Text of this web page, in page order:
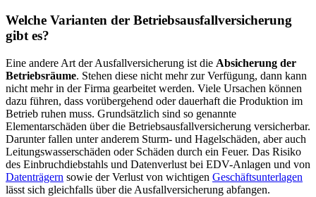
Welche Varianten der Betriebsausfallversicherung
gibt es?
Eine andere Art der Ausfallversicherung ist die Absicherung der
Betriebsräume. Stehen diese nicht mehr zur Verfügung, dann kann
nicht mehr in der Firma gearbeitet werden. Viele Ursachen können
dazu führen, dass vorübergehend oder dauerhaft die Produktion im
Betrieb ruhen muss. Grundsätzlich sind so genannte
Elementarschäden über die Betriebsausfallversicherung versicherbar.
Darunter fallen unter anderem Sturm- und Hagelschäden, aber auch
Leitungswasserschäden oder Schäden durch ein Feuer. Das Risiko
des Einbruchdiebstahls und Datenverlust bei EDV-Anlagen und von
Datenträgern sowie der Verlust von wichtigen Geschäftsunterlagen
lässt sich gleichfalls über die Ausfallversicherung abfangen.